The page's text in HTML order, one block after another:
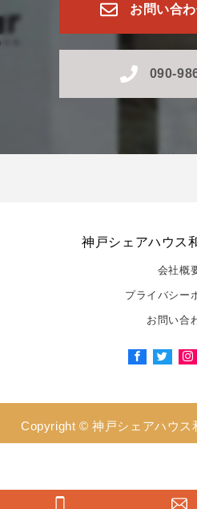
お問い合
090-
神戸シェアハウス
会社概
プライバシー
お問い合
Copyright © 神戸シェアハウ